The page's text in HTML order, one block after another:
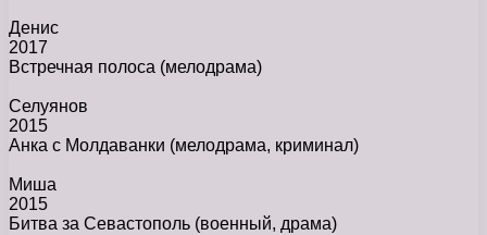
Денис
2017
Встречная полоса (мелодрама)
Селуянов
2015
Анка с Молдаванки (мелодрама, криминал)
Миша
2015
Битва за Севастополь (военный, драма)